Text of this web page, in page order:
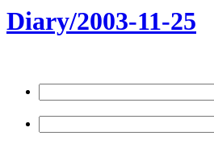
Diary/2003-11-25